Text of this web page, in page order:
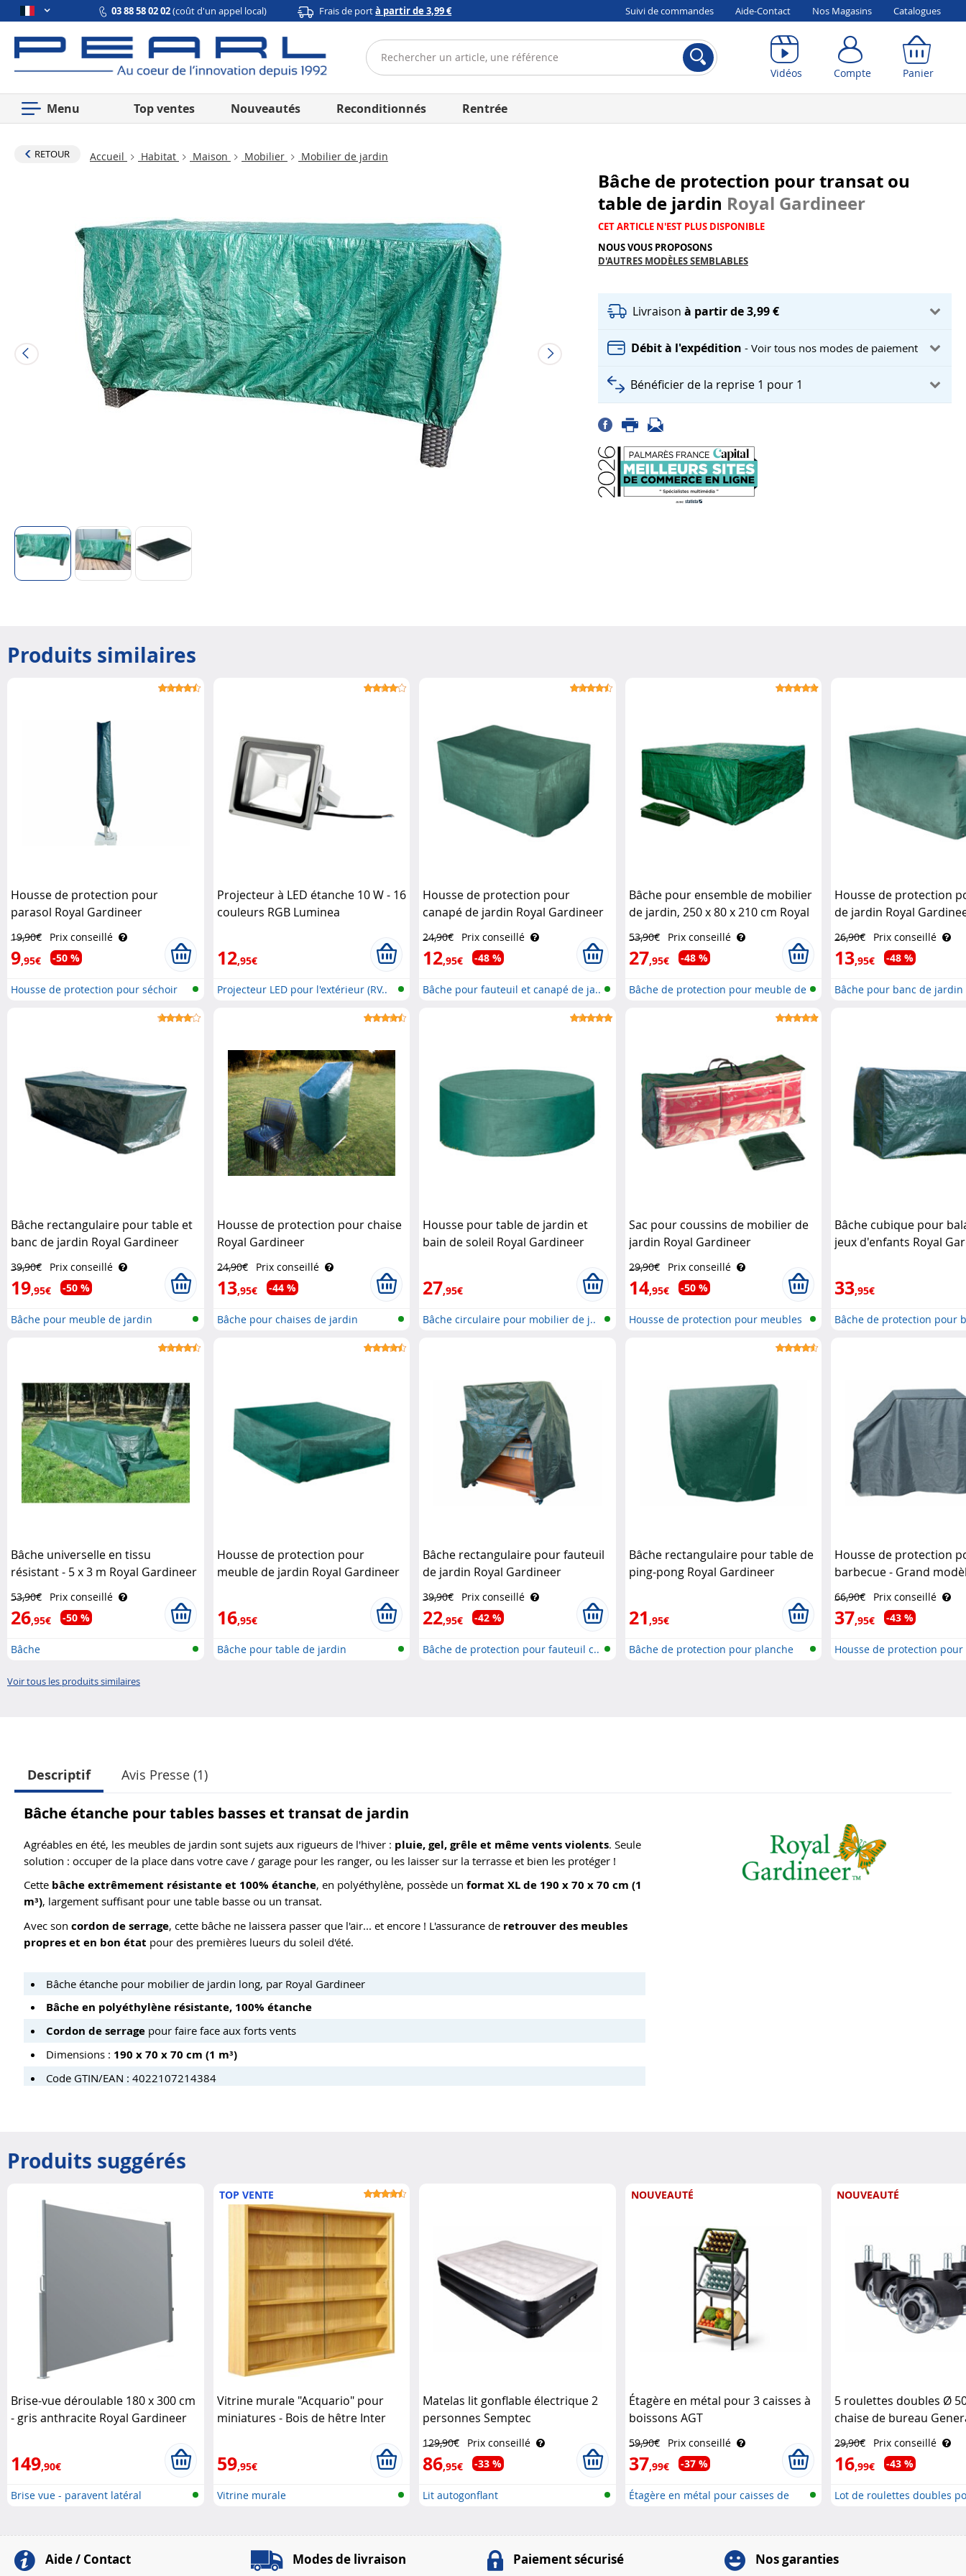
03 88 58 02 02(coût d'un appel local) Frais de portà partir de 3,99 € Suivi de commandes Aide-Contact Nos Magasins Catalogues
Vidéos Compte Panier
Menu Top ventes Nouveautés Reconditionnés Rentrée
RETOUR Accueil Habitat Maison Mobilier Mobilier de jardin
Bâche de protection pour transat ou
table de jardin Royal Gardineer
CET ARTICLE N'EST PLUS DISPONIBLE
NOUS VOUS PROPOSONS
D'AUTRES MODÈLES SEMBLABLES
Livraisonà partir de 3,99 €
Débit à l'expédition- Voir tous nos modes de paiement
Bénéficier de la reprise 1 pour 1
Produits similaires
Housse de protection pour
parasol Royal Gardineer
19,90€ Prix conseillé
9,95€ -50 %
Housse de protection pour séchoir
Projecteur à LED étanche 10 W - 16
couleurs RGB Luminea
12,95€
Projecteur LED pour l'extérieur (RV..
Housse de protection pour
canapé de jardin Royal Gardineer
24,90€ Prix conseillé
12,95€ -48 %
Bâche pour fauteuil et canapé de ja..
Bâche pour ensemble de mobilier
de jardin, 250 x 80 x 210 cm Royal
53,90€ Prix conseillé
27,95€ -48 %
Bâche de protection pour meuble de
Housse de protection
de jardin Royal
26,90€ Prix conseillé
13,95€ -48 %
Bâche pour banc de jardin
Bâche rectangulaire pour table et
banc de jardin Royal Gardineer
39,90€ Prix conseillé
19,95€ -50 %
Bâche pour meuble de jardin
Housse de protection pour chaise
Royal Gardineer
24,90€ Prix conseillé
13,95€ -44 %
Bâche pour chaises de jardin
Housse pour table de jardin et
bain de soleil Royal Gardineer
27,95€
Bâche circulaire pour mobilier de j..
Sac pour coussins de mobilier de
jardin Royal Gardineer
29,90€ Prix conseillé
14,95€ -50 %
Housse de protection pour meubles
Bâche cubique pour
jeux d'enfants Royal
33,95€
Bâche de protection pour
Bâche universelle en tissu
résistant - 5 x 3 m Royal Gardineer
53,90€ Prix conseillé
26,95€ -50 %
Bâche
Housse de protection pour
meuble de jardin Royal Gardineer
16,95€
Bâche pour table de jardin
Bâche rectangulaire pour fauteuil
de jardin Royal Gardineer
39,90€ Prix conseillé
22,95€ -42 %
Bâche de protection pour fauteuil c..
Bâche rectangulaire pour table de
ping-pong Royal Gardineer
21,95€
Bâche de protection pour planche
Housse de protection
barbecue - Grand
66,90€ Prix conseillé
37,95€ -43 %
Housse de protection
Voir tous les produits similaires
Descriptif Avis Presse (1)
Bâche étanche pour tables basses et transat de jardin
Agréables en été, les meubles de jardin sont sujets aux rigueurs de l'hiver : pluie, gel, grêle et même vents violents. Seule
solution : occuper de la place dans votre cave / garage pour les ranger, ou les laisser sur la terrasse et bien les protéger !
Cette bâche extrêmement résistante et 100% étanche, en polyéthylène, possède un format XL de 190 x 70 x 70 cm (1
m³), largement suffisant pour une table basse ou un transat.
Avec son cordon de serrage, cette bâche ne laissera passer que l'air... et encore ! L'assurance de retrouver des meubles
propres et en bon état pour des premières lueurs du soleil d'été.
Bâche étanche pour mobilier de jardin long, par Royal Gardineer
Bâche en polyéthylène résistante, 100% étanche
Cordon de serrage pour faire face aux forts vents
Dimensions : 190 x 70 x 70 cm (1 m³)
Code GTIN/EAN : 4022107214384
Produits suggérés
Brise-vue déroulable 180 x 300 cm
- gris anthracite Royal Gardineer
149,90€
Brise vue - paravent latéral
TOP VENTE
Vitrine murale "Acquario" pour
miniatures - Bois de hêtre Inter
59,95€
Vitrine murale
Matelas lit gonflable électrique 2
personnes Semptec
129,90€ Prix conseillé
86,95€ -33 %
Lit autogonflant
NOUVEAUTÉ
Étagère en métal pour 3 caisses à
boissons AGT
59,90€ Prix conseillé
37,99€ -37 %
Étagère en métal pour caisses de
NOUVEAUTÉ
5 roulettes doubles Ø
chaise de bureau
29,90€ Prix conseillé
16,99€ -43 %
Lot de roulettes doubles
Aide / Contact Modes de livraison Paiement sécurisé Nos garanties
Compte Panier